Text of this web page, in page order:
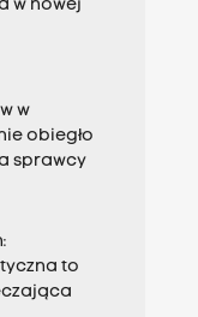
w nowej
w
obiegło
sprawcy
to